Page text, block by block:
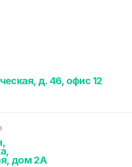
д. 46, офис 12
дом 2А